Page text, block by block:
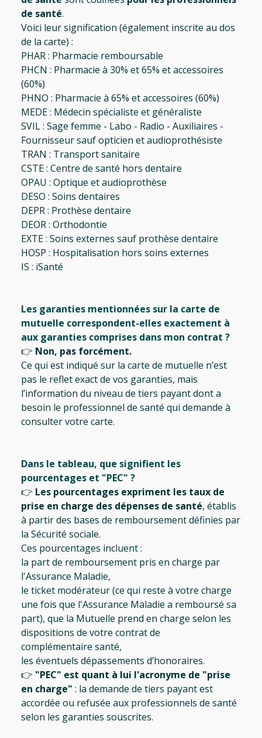
de santé.
Voici leur signification (également inscrite au dos
de la carte) :
PHAR : Pharmacie remboursable
PHCN : Pharmacie à 30% et 65% et accessoires
(60%)
PHNO : Pharmacie à 65% et accessoires (60%)
MEDE : Médecin spécialiste et généraliste
SVIL : Sage femme - Labo - Radio - Auxiliaires -
Fournisseur sauf opticien et audioprothésiste
TRAN : Transport sanitaire
CSTE : Centre de santé hors dentaire
OPAU : Optique et audioprothèse
DESO : Soins dentaires
DEPR : Prothèse dentaire
DEOR : Orthodontie
EXTE : Soins externes sauf prothèse dentaire
HOSP : Hospitalisation hors soins externes
IS : iSanté
Les garanties mentionnées sur la carte de
mutuelle correspondent-elles exactement à
aux garanties comprises dans mon contrat ?
👉 Non, pas forcément.
Ce qui est indiqué sur la carte de mutuelle n’est
pas le reflet exact de vos garanties, mais
l’information du niveau de tiers payant dont a
besoin le professionnel de santé qui demande à
consulter votre carte.
Dans le tableau, que signifient les
pourcentages et "PEC" ?
👉 Les pourcentages expriment les taux de
prise en charge des dépenses de santé, établis
à partir des bases de remboursement définies par
la Sécurité sociale.
Ces pourcentages incluent :
la part de remboursement pris en charge par
l'Assurance Maladie,
le ticket modérateur (ce qui reste à votre charge
une fois que l'Assurance Maladie a remboursé sa
part), que la Mutuelle prend en charge selon les
dispositions de votre contrat de
complémentaire santé,
les éventuels dépassements d’honoraires.
👉 "PEC" est quant à lui l'acronyme de "prise
en charge" : la demande de tiers payant est
accordée ou refusée aux professionnels de santé
selon les garanties souscrites.